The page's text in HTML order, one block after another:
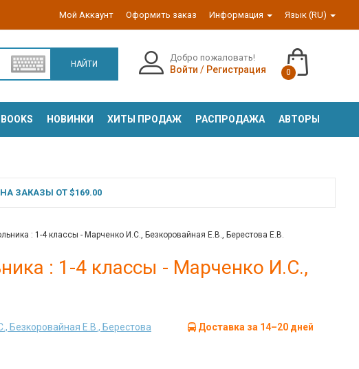
Мой Аккаунт Оформить заказ Информация Язык (RU)
НАЙТИ
Добро пожаловать!
Войти / Регистрация 0
НОВИНКИ ХИТЫ ПРОДАЖ РАСПРОДАЖА АВТОРЫ
ЗАКАЗЫ ОТ $169.00
: 1-4 классы - Марченко И.С., Безкоровайная Е.В., Берестова Е.В.
: 1-4 классы - Марченко И.С.,
Безкоровайная Е.В., Берестова
Доставка за 14–20 дней